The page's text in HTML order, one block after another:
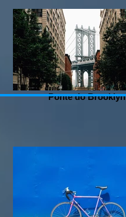
Ponte do Brooklyn